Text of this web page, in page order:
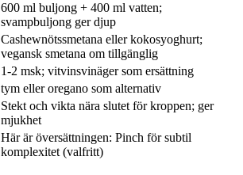
600 ml buljong + 400 ml vatten;
svampbuljong ger djup
Cashewnötssmetana eller kokosyoghurt;
vegansk smetana om tillgänglig
1-2 msk; vitvinsvinäger som ersättning
tym eller oregano som alternativ
Stekt och vikta nära slutet för kroppen; ger
mjukhet
Här är översättningen: Pinch för subtil
komplexitet (valfritt)